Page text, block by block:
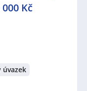
Kč
úvazek